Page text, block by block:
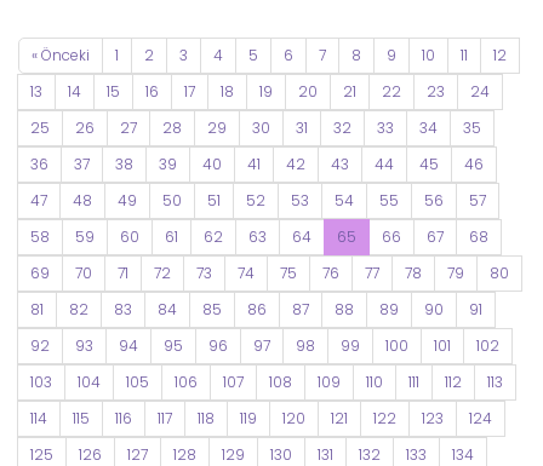
« Önceki 1 2 3 4 5 6 7 8 9 10 11
12
13
14 15 16 17 18 19 20 21 22 23
24
25
26 27 28 29 30 31 32 33 34
35
36
37 38 39 40 41 42 43 44 45
46
47
48 49 50 51 52 53 54 55 56
57
58
59 60 61 62 63 64 65 66 67
68
69
70 71 72 73 74 75 76 77 78 79
80
81
82 83 84 85 86 87 88 89 90
91
92
93 94 95 96 97 98 99 100 101
102
103
104 105 106 107 108 109 110 111 112
113
114
115 116 117 118 119 120 121 122 123
124
125
126 127 128 129 130 131 132 133
134